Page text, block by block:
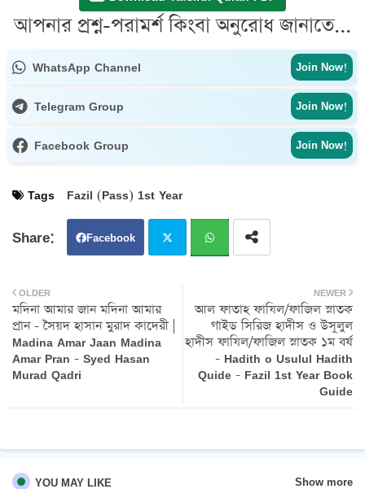
আপনার প্রশ্ন-পরামর্শ কিংবা অনুরোধ জানাতে...
WhatsApp Channel Join Now!
Telegram Group Join Now!
Facebook Group Join Now!
Tags Fazil (Pass) 1st Year
Facebook
ter atsa
pp
NEWER
আল ফাতাহ ফাযিল/ফাজিল স্নাতক
গাইড সিরিজ হাদীস ও উসূলুল
হাদীস ফাযিল/ফাজিল স্নাতক ১ম বর্ষ
- Hadith o Usulul Hadith
Quide - Fazil 1st Year Book
Guide
OLDER
মদিনা আমার জান মদিনা আমার
প্রান - সৈয়দ হাসান মুরাদ কাদেরী |
Madina Amar Jaan Madina
Amar Pran - Syed Hasan
Murad Qadri
YOU MAY LIKE Show more